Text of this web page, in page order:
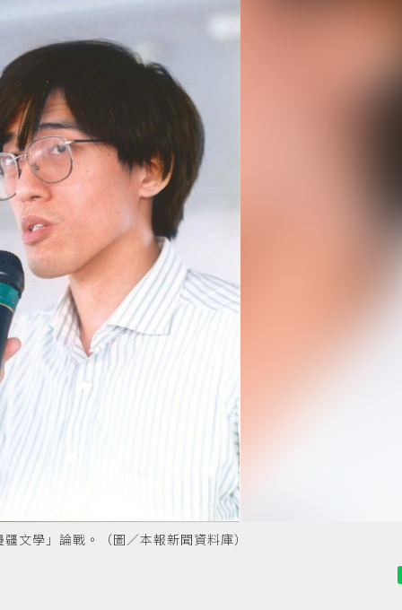
文學」論戰。（圖／本報新聞資料庫）